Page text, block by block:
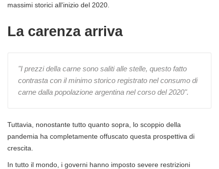
massimi storici all'inizio del 2020.
La carenza arriva
"I prezzi della carne sono saliti alle stelle, questo fatto
contrasta con il minimo storico registrato nel consumo di
carne dalla popolazione argentina nel corso del 2020".
Tuttavia, nonostante tutto quanto sopra, lo scoppio della
pandemia ha completamente offuscato questa prospettiva di
crescita.
In tutto il mondo, i governi hanno imposto severe restrizioni